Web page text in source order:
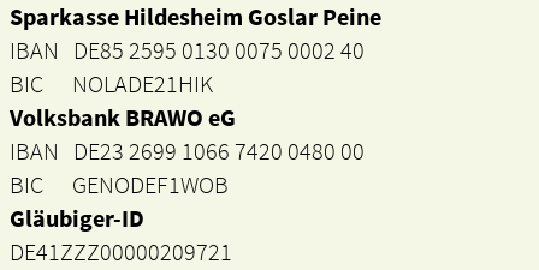
Sparkasse Hildesheim Goslar Peine
IBAN DE85 2595 0130 0075 0002 40
BIC NOLADE21HIK
Volksbank BRAWO eG
IBAN DE23 2699 1066 7420 0480 00
BIC GENODEF1WOB
Gläubiger-ID
DE41ZZZ00000209721